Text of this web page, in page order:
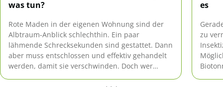
was tun?
Rote Maden in der eigenen Wohnung sind der
Albtraum-Anblick schlechthin. Ein paar
lähmende Schrecksekunden sind gestattet. Dann
aber muss entschlossen und effektiv gehandelt
werden, damit sie verschwinden. Doch wer
es
zu